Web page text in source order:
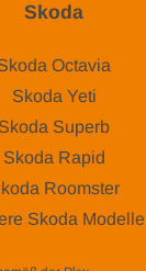
Skoda
Octavia
Skoda Yeti
Skoda Superb
Skoda Rapid
Roomster
Skoda Modelle